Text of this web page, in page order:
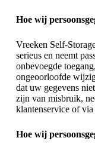
Hoe wij
Vreeken Self-
serieus en neemt
onbevoegde
ongeoorloofde
dat uw gegevens
zijn van misbruik,
klantenservice of
Hoe wij